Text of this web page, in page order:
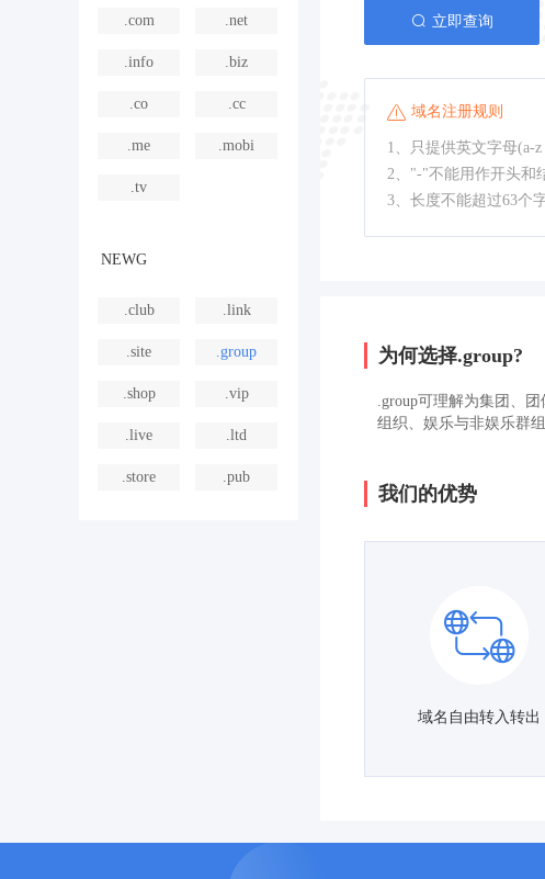
.com .net
.info .biz
.co .cc
.me .mobi
.tv
NEWG
.club .link
.site .group
.shop .vip
.live .ltd
.store .pub
立即查询
域名注册规则
1、只提供英文字母(a-
2、"-"不能用作开头和
3、长度不能超过63个字
为何选择.group?
.group可理解为集团、
组织、娱乐与非娱乐群
我们的优势
域名自由转入转出